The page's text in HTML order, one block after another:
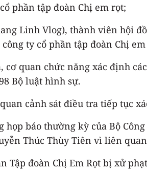
phần tập đoàn Chị em rọt;
Linh Vlog), thành viên hội
ty cổ phần tập đoàn Chị
cơ quan chức năng xác định
Bộ luật hình sự.
cảnh sát điều tra tiếp tục
họp báo thường kỳ của Bộ
Thúc Thùy Tiên vì liên
Tập đoàn Chị Em Rọt bị xử